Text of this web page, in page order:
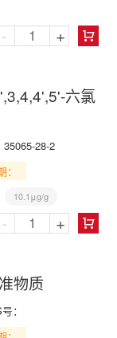

- +
六氯
35065-28-2
10.1μg/g

- +
物质
：